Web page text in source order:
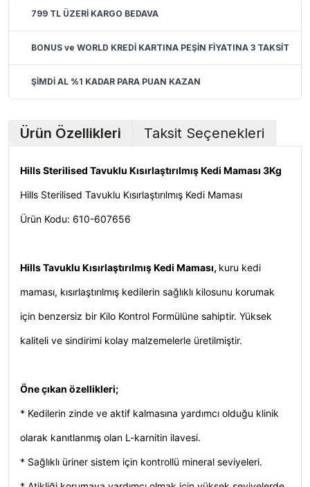
799 TL ÜZERİ KARGO BEDAVA
BONUS ve WORLD KREDİ KARTINA PEŞİN FİYATINA 3 TAKSİT
ŞİMDİ AL %1 KADAR PARA PUAN KAZAN
Ürün Özellikleri Taksit Seçenekleri
Hills Sterilised Tavuklu Kısırlaştırılmış Kedi Maması 3Kg
Hills Sterilised Tavuklu Kısırlaştırılmış Kedi Maması
Ürün Kodu: 610-607656
Hills Tavuklu Kısırlaştırılmış Kedi Maması, kuru kedi
maması, kısırlaştırılmış kedilerin sağlıklı kilosunu korumak
için benzersiz bir Kilo Kontrol Formülüne sahiptir. Yüksek
kaliteli ve sindirimi kolay malzemelerle üretilmiştir.
Öne çıkan özellikleri;
* Kedilerin zinde ve aktif kalmasına yardımcı olduğu klinik
olarak kanıtlanmış olan L-karnitin ilavesi.
* Sağlıklı üriner sistem için kontrollü mineral seviyeleri.